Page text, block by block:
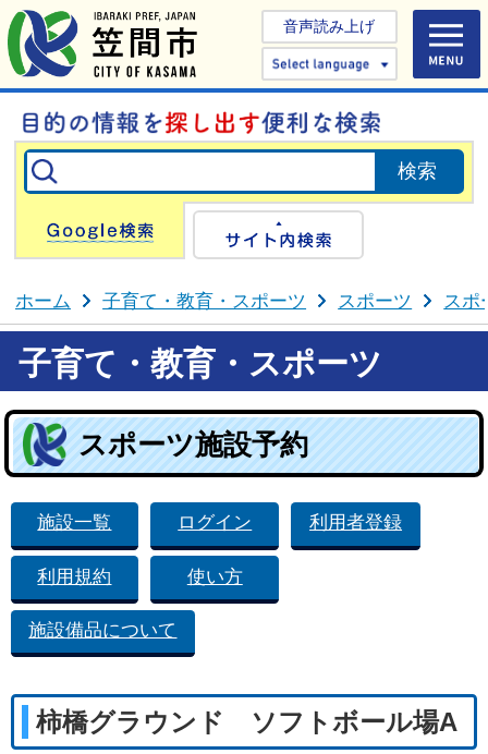
音声読み上げ
Select
Google検索
ホーム 子育て・教育・スポーツ スポーツ スポ
子育て・教育・スポーツ
スポーツ施設予約
施設一覧 ログイン 利用者登録
利用規約 使い方
施設備品について
柿橋グラウンド ソフトボール場A